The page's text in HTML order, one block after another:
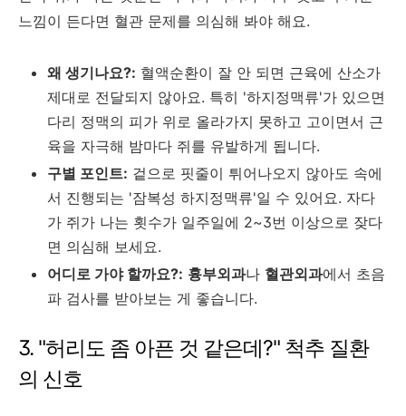
느낌이 든다면 혈관 문제를 의심해 봐야 해요.
왜 생기나요?: 혈액순환이 잘 안 되면 근육에 산소가
제대로 전달되지 않아요. 특히 '하지정맥류'가 있으면
다리 정맥의 피가 위로 올라가지 못하고 고이면서 근
육을 자극해 밤마다 쥐를 유발하게 됩니다.
구별 포인트: 겉으로 핏줄이 튀어나오지 않아도 속에
서 진행되는 '잠복성 하지정맥류'일 수 있어요. 자다
가 쥐가 나는 횟수가 일주일에 2~3번 이상으로 잦다
면 의심해 보세요.
어디로 가야 할까요?: 흉부외과나 혈관외과에서 초음
파 검사를 받아보는 게 좋습니다.
3. "허리도 좀 아픈 것 같은데?" 척추 질환
의 신호